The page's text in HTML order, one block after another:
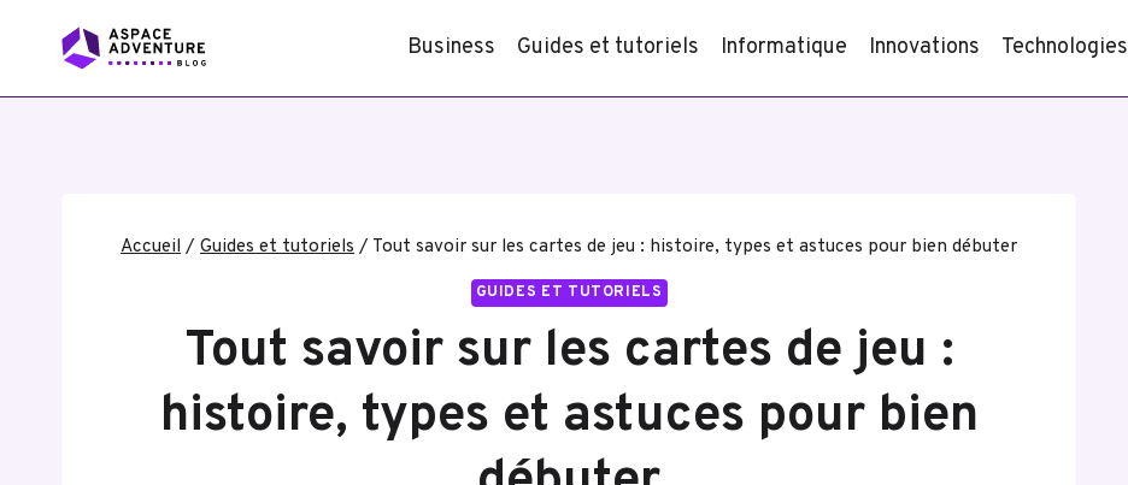
Business Guides et tutoriels Informatique Innovations Technologies
Accueil / Guides et tutoriels / Tout savoir sur les cartes de jeu : histoire, types et astuces pour bien débuter
GUIDES ET TUTORIELS
Tout savoir sur les cartes de jeu :
histoire, types et astuces pour bien